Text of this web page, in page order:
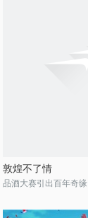
敦煌不了情
品酒大赛引出百年奇缘